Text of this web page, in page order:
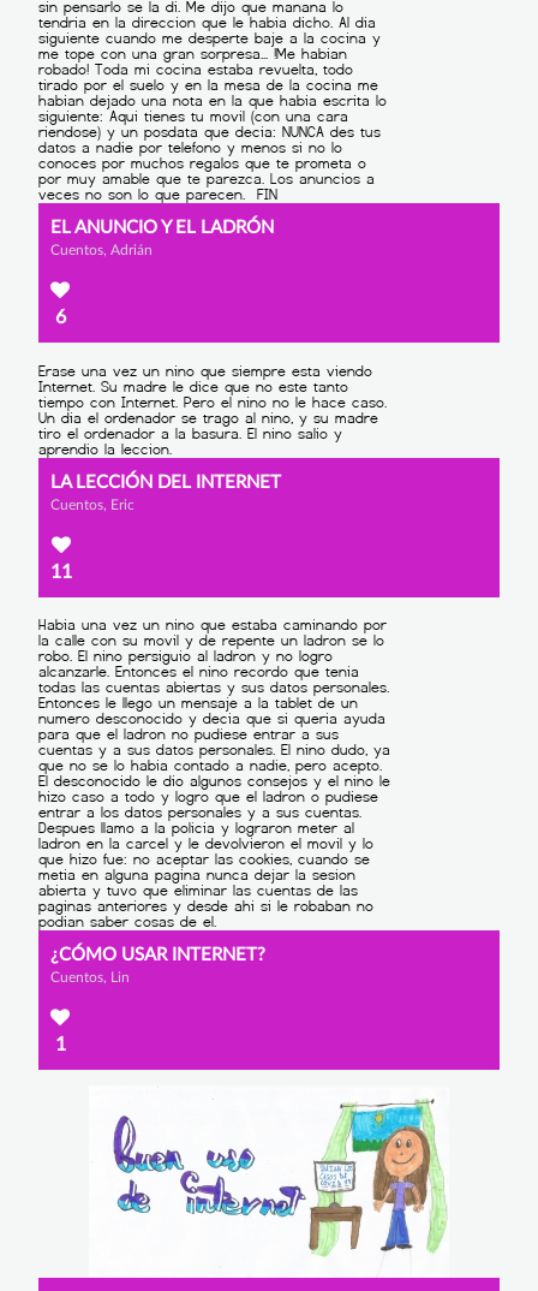
EL ANUNCIO Y EL LADRÓN
Cuentos, Adrián
6
LA LECCIÓN DEL INTERNET
Cuentos, Eric
11
¿CÓMO USAR INTERNET?
Cuentos, Lin
1